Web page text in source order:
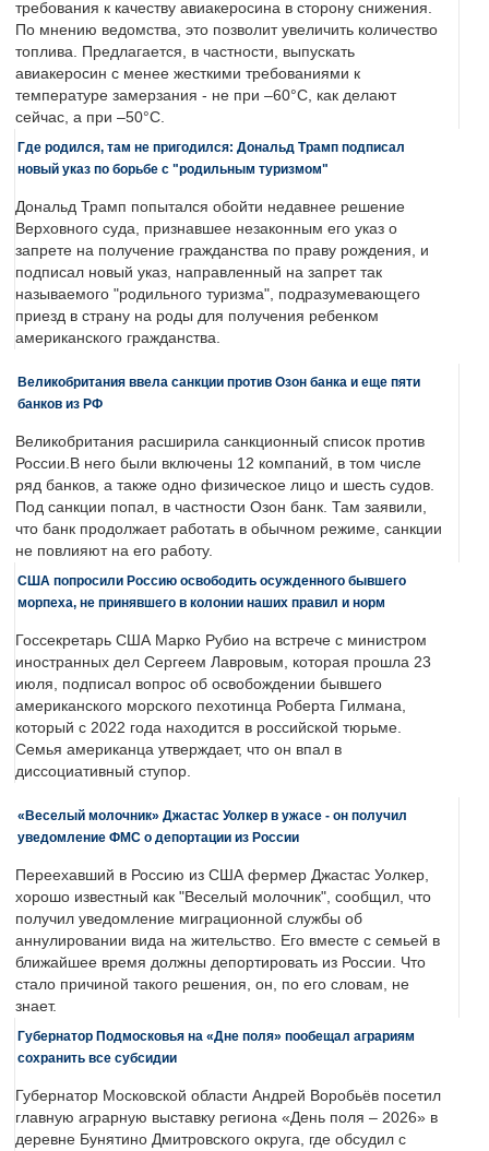
требования к качеству авиакеросина в сторону снижения.
По мнению ведомства, это позволит увеличить количество
топлива. Предлагается, в частности, выпускать
авиакеросин с менее жесткими требованиями к
температуре замерзания - не при –60°C, как делают
сейчас, а при –50°C.
Где родился, там не пригодился: Дональд Трамп подписал
новый указ по борьбе с "родильным туризмом"
Дональд Трамп попытался обойти недавнее решение
Верховного суда, признавшее незаконным его указ о
запрете на получение гражданства по праву рождения, и
подписал новый указ, направленный на запрет так
называемого "родильного туризма", подразумевающего
приезд в страну на роды для получения ребенком
американского гражданства.
Великобритания ввела санкции против Озон банка и еще пяти
банков из РФ
Великобритания расширила санкционный список против
России.В него были включены 12 компаний, в том числе
ряд банков, а также одно физическое лицо и шесть судов.
Под санкции попал, в частности Озон банк. Там заявили,
что банк продолжает работать в обычном режиме, санкции
не повлияют на его работу.
США попросили Россию освободить осужденного бывшего
морпеха, не принявшего в колонии наших правил и норм
Госсекретарь США Марко Рубио на встрече с министром
иностранных дел Сергеем Лавровым, которая прошла 23
июля, подписал вопрос об освобождении бывшего
американского морского пехотинца Роберта Гилмана,
который с 2022 года находится в российской тюрьме.
Семья американца утверждает, что он впал в
диссоциативный ступор.
«Веселый молочник» Джастас Уолкер в ужасе - он получил
уведомление ФМС о депортации из России
Переехавший в Россию из США фермер Джастас Уолкер,
хорошо известный как "Веселый молочник", сообщил, что
получил уведомление миграционной службы об
аннулировании вида на жительство. Его вместе с семьей в
ближайшее время должны депортировать из России. Что
стало причиной такого решения, он, по его словам, не
знает.
Губернатор Подмосковья на «Дне поля» пообещал аграриям
сохранить все субсидии
Губернатор Московской области Андрей Воробьёв посетил
главную аграрную выставку региона «День поля – 2026» в
деревне Бунятино Дмитровского округа, где обсудил с